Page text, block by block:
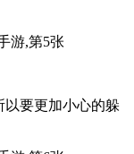
以要更加小心的躲